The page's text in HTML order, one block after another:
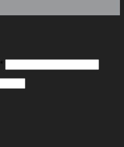
*Obrigatório